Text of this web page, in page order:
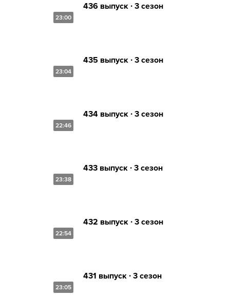
23:00
436 выпуск ∙ 3 сезон
23:04
435 выпуск ∙ 3 сезон
22:46
434 выпуск ∙ 3 сезон
23:38
433 выпуск ∙ 3 сезон
22:54
432 выпуск ∙ 3 сезон
23:05
431 выпуск ∙ 3 сезон